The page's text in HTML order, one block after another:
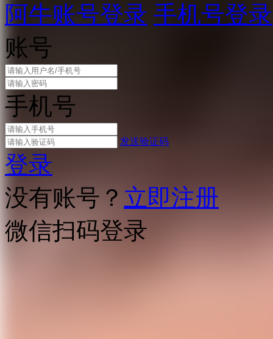
阿牛账号登录 手机号登录
账号
手机号
发送验证码
登录
没有账号？ 立即注册
微信扫码登录